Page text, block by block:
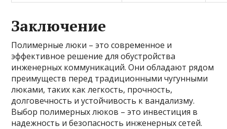
Заключение
Полимерные люки – это современное и
эффективное решение для обустройства
инженерных коммуникаций. Они обладают рядом
преимуществ перед традиционными чугунными
люками, таких как легкость, прочность,
долговечность и устойчивость к вандализму.
Выбор полимерных люков – это инвестиция в
надежность и безопасность инженерных сетей.